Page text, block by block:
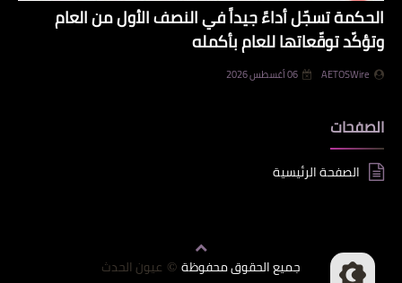
الحكمة تسجّل أداءً جيداً في النصف الأول من العام
وتؤكّد توقّعاتها للعام بأكمله
AETOSWire 06 أغسطس 2026
الصفحات
الصفحة الرئيسية
جميع الحقوق محفوظة © عيون الحدث